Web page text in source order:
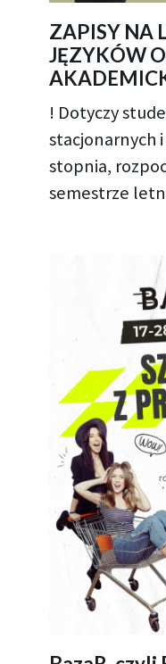
ZAPISY NA
JĘZYKÓW
! Dotyczy
stacjonarnych
stopnia,
semestrze